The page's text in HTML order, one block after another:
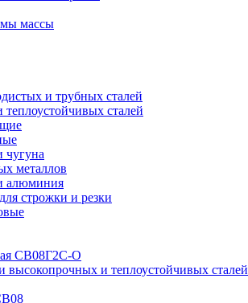
массы
и трубных сталей
теплоустойчивых сталей
чугуна
металлов
алюминия
строжки и резки
СВ08Г2С-О
высокопрочных и теплоустойчивых сталей